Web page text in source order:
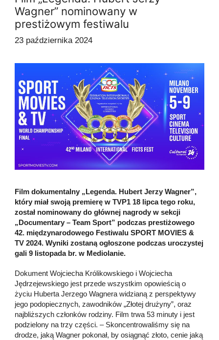
Wagner” nominowany w
prestiżowym festiwalu
23 października 2024
Film dokumentalny „Legenda. Hubert Jerzy Wagner”,
który miał swoją premierę w TVP1 18 lipca tego roku,
został nominowany do głównej nagrody w sekcji
„Documentary – Team Sport” podczas prestiżowego
42. międzynarodowego Festiwalu SPORT MOVIES &
TV 2024. Wyniki zostaną ogłoszone podczas uroczystej
gali 9 listopada br. w Mediolanie.
Dokument Wojciecha Królikowskiego i Wojciecha
Jędrzejewskiego jest przede wszystkim opowieścią o
życiu Huberta Jerzego Wagnera widzianą z perspektywy
jego podopiecznych, zawodników „Złotej drużyny”, oraz
najbliższych członków rodziny. Film trwa 53 minuty i jest
podzielony na trzy części. – Skoncentrowaliśmy się na
drodze, jaką Wagner pokonał, by osiągnąć złoto, cenie jaką